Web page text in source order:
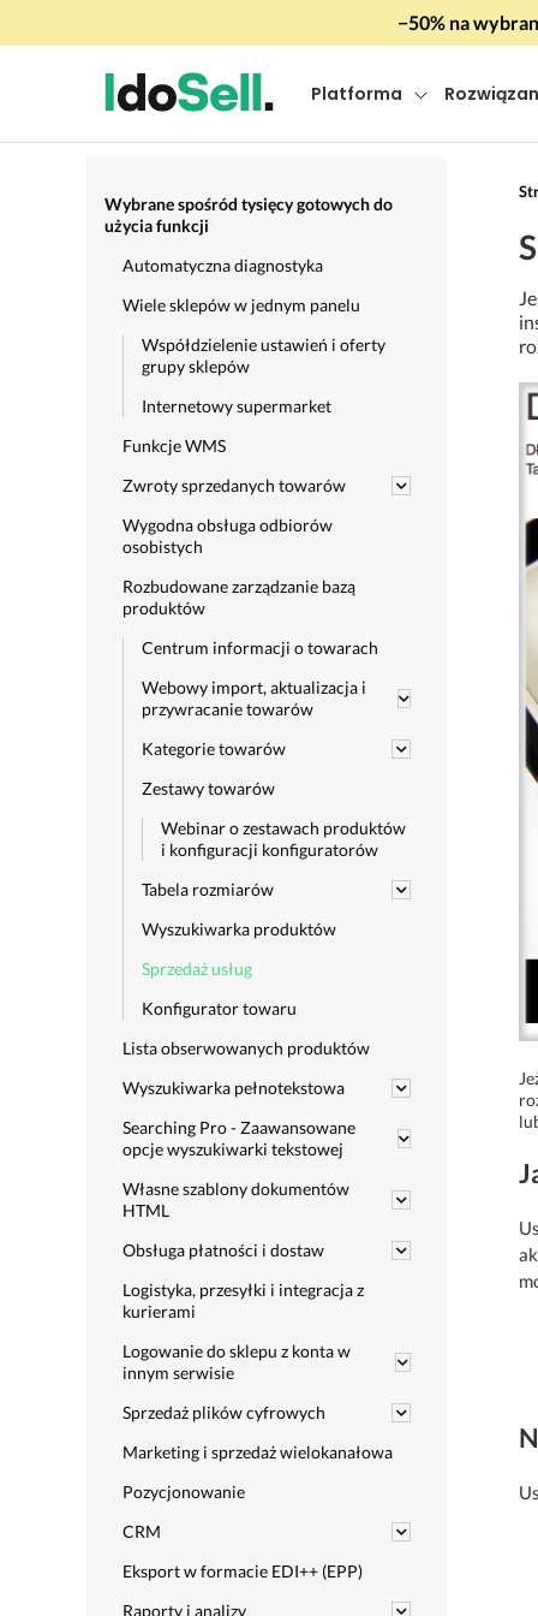
−50% na
Platforma
Wybrane spośród tysięcy gotowych do
użycia funkcji
Automatyczna diagnostyka
Wiele sklepów w jednym panelu
Współdzielenie ustawień i oferty
grupy sklepów
Internetowy supermarket
Funkcje WMS
Zwroty sprzedanych towarów
Wygodna obsługa odbiorów
osobistych
Rozbudowane zarządzanie bazą
produktów
Centrum informacji o towarach
Webowy import, aktualizacja i
przywracanie towarów
Kategorie towarów
Zestawy towarów
Webinar o zestawach produktów
i konfiguracji konfiguratorów
Tabela rozmiarów
Wyszukiwarka produktów
Sprzedaż usług
Konfigurator towaru
Lista obserwowanych produktów
Wyszukiwarka pełnotekstowa
Searching Pro - Zaawansowane
opcje wyszukiwarki tekstowej
Własne szablony dokumentów
HTML
Obsługa płatności i dostaw
Logistyka, przesyłki i integracja z
kurierami
Logowanie do sklepu z konta w
innym serwisie
Sprzedaż plików cyfrowych
Marketing i sprzedaż wielokanałowa
Pozycjonowanie
CRM
Eksport w formacie EDI++ (EPP)
Raporty i analizy